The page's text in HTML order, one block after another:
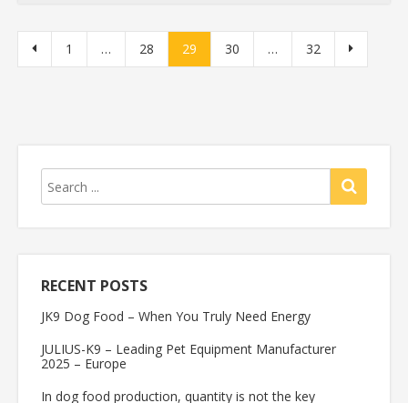
Bejegyzések lapozása
1 … 28 29 30 … 32
RECENT POSTS
JK9 Dog Food – When You Truly Need Energy
JULIUS-K9 – Leading Pet Equipment Manufacturer
2025 – Europe
In dog food production, quantity is not the key